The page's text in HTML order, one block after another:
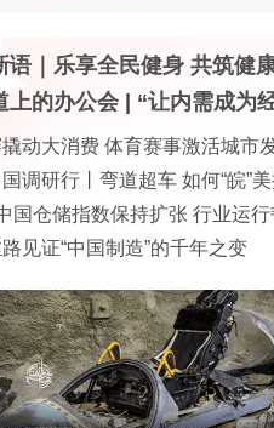
语｜乐享全民健身 共筑健
上的办公会| “让内需成为
动大消费 体育赛事激活城市
调研行丨弯道超车 如何“皖”
国仓储指数保持扩张 行业运
见证“中国制造”的千年之变